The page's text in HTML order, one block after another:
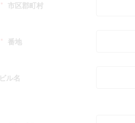
＊ 市区郡町村
＊ 番地
ビル名